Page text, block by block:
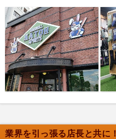
業界を引っ張る店長と共に！